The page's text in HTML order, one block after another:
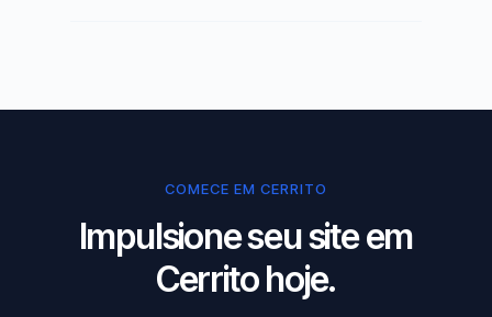
COMECE EM CERRITO
Impulsione seu site em
Cerrito hoje.